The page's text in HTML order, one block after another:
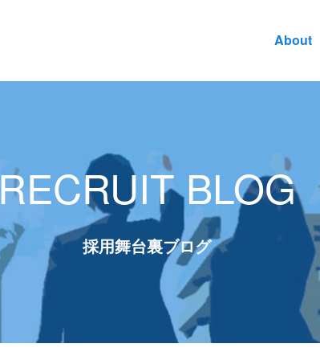
About
RECRUIT BLOG
採用舞台裏ブログ